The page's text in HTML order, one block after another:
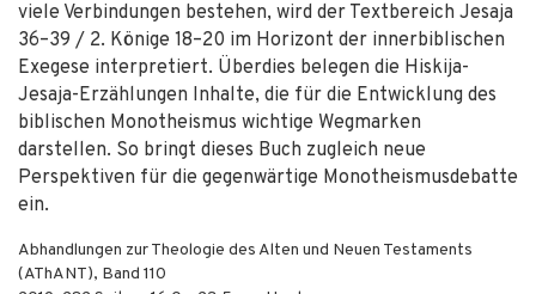
viele Verbindungen bestehen, wird der Textbereich Jesaja
36–39 / 2. Könige 18–20 im Horizont der innerbiblischen
Exegese interpretiert. Überdies belegen die Hiskija-
Jesaja-Erzählungen Inhalte, die für die Entwicklung des
biblischen Monotheismus wichtige Wegmarken
darstellen. So bringt dieses Buch zugleich neue
Perspektiven für die gegenwärtige Monotheismusdebatte
ein.
Abhandlungen zur Theologie des Alten und Neuen Testaments
(AThANT), Band 110